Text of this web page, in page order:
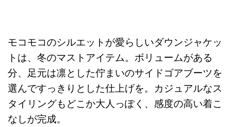
モコモコのシルエットが愛らしいダウンジャケッ
トは、冬のマストアイテム。ボリュームがある
分、足元は凛とした佇まいのサイドゴアブーツを
選んですっきりとした仕上げを。カジュアルなス
タイリングもどこか大人っぽく、感度の高い着こ
なしが完成。